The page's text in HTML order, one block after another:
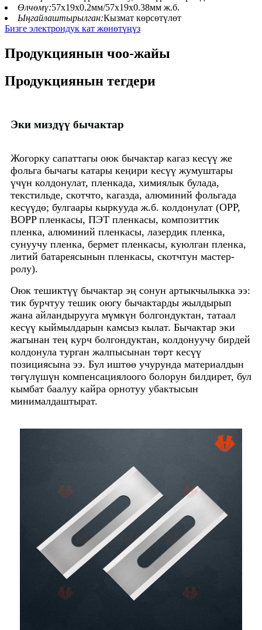
Өлчөмү:57x19x0.2мм/57x19x0.38мм ж.б.
Ыңгайлаштырылган:Кызмат көрсөтүлөт
Бизге электрондук кат жөнөтүңүз
Продукциянын чоо-жайы
Продукциянын тегдери
Эки миздүү бычактар
Жогорку сапаттагы оюк бычактар ​​кагаз кесүү же
фольга бычагы катары кеңири кесүү жумуштары
үчүн колдонулат, пленкада, химиялык булада,
текстильде, скотчто, кагазда, алюминий фольгада
кесүүдө; булгаары кыркууда ж.б. колдонулат (OPP,
BOPP пленкасы, ПЭТ пленкасы, композиттик
пленка, алюминий пленкасы, лазердик пленка,
сунуучу пленка, бермет пленкасы, куюлган пленка,
литий батареясынын пленкасы, скотчтун мастер-
ролу).
Оюк тешиктүү бычактар ​​эң сонун артыкчылыкка ээ:
тик бурчтуу тешик оюгу бычактарды жылдырып
жана айландырууга мүмкүн болгондуктан, татаал
кесүү кыймылдарын камсыз кылат. Бычактар ​​эки
жагынан тең курч болгондуктан, колдонуучу бирдей
колдонула турган жалпысынан төрт кесүү
позициясына ээ. Бул иштөө учурунда материалдын
төгүлүшүн компенсациялоого болорун билдирет, бул
кымбат баалуу кайра орнотуу убактысын
минималдаштырат.